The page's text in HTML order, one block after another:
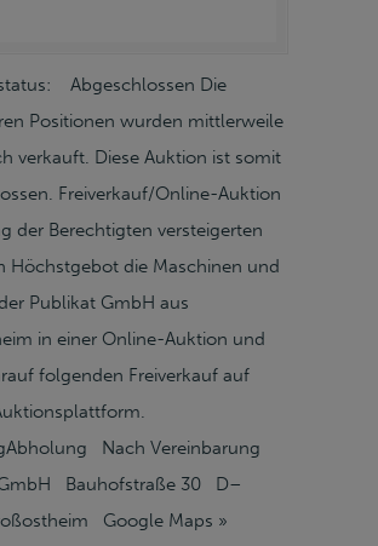
Abgeschlossen Die
Positionen wurden mittlerweile
verkauft. Diese Auktion ist somit
Freiverkauf/Online-Auktion
der Berechtigten versteigerten
Höchstgebot die Maschinen und
Publikat GmbH aus
in einer Online-Auktion und
folgenden Freiverkauf auf
Nach Vereinbarung
Bauhofstraße 30 D–
Google Maps »